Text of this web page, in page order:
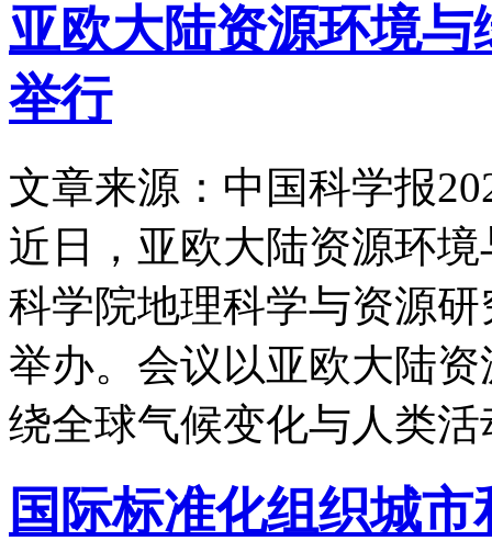
亚欧大陆资源环境
举行
文章来源：中国科学报
近日，亚欧大陆资源环
科学院地理科学与资源
举办。会议以亚欧大陆
绕全球气候变化与人类活
国际标准化组织城